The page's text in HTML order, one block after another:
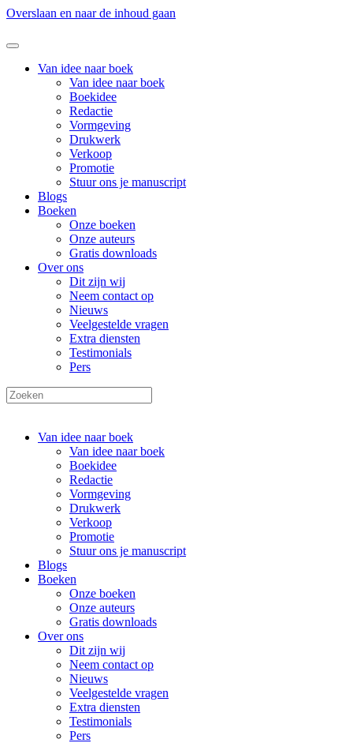
Overslaan en naar de inhoud gaan
Van idee naar boek
Van idee naar boek
Boekidee
Redactie
Vormgeving
Drukwerk
Verkoop
Promotie
Stuur ons je manuscript
Blogs
Boeken
Onze boeken
Onze auteurs
Gratis downloads
Over ons
Dit zijn wij
Neem contact op
Nieuws
Veelgestelde vragen
Extra diensten
Testimonials
Pers
Van idee naar boek
Van idee naar boek
Boekidee
Redactie
Vormgeving
Drukwerk
Verkoop
Promotie
Stuur ons je manuscript
Blogs
Boeken
Onze boeken
Onze auteurs
Gratis downloads
Over ons
Dit zijn wij
Neem contact op
Nieuws
Veelgestelde vragen
Extra diensten
Testimonials
Pers